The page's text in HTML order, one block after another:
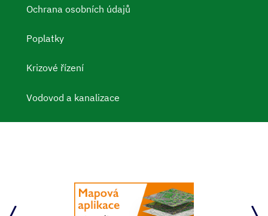
Ochrana osobních údajů
Poplatky
Krizové řízení
Vodovod a kanalizace